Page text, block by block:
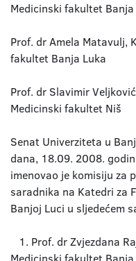
Medicinski fakultet Banja
Prof. dr Amela Matavulj,
fakultet Banja Luka
Prof. dr Slavimir
Medicinski fakultet Niš
Senat Univerziteta u
dana, 18.09. 2008.
imenovao je komisiju za
saradnika na Katedri za
Banjoj Luci u sljedećem
1. Prof. dr Zvjezdana